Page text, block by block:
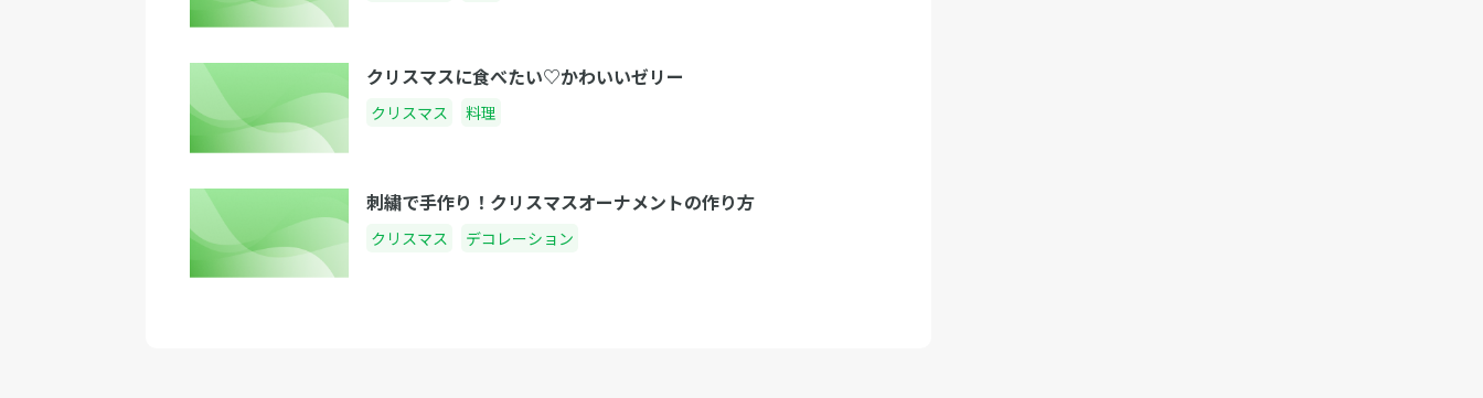
クリスマスに食べたい♡かわいいゼリー
クリスマス 料理
刺繍で手作り！クリスマスオーナメントの作り方
クリスマス デコレーション